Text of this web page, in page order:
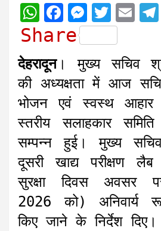
W
h
t
s
A
p
p
F
a
b
o
o
k
M
e
s
s
e
n
g
r
T
w
i
t
t
e
r
E
i
l
Share
देहरादून। मुख्य सचिव
की अध्यक्षता में आज
भोजन एवं स्वस्थ आहार
स्तरीय सलाहकार
सम्पन्न हुई। मुख्य
दूसरी खाद्य परीक्षण
सुरक्षा दिवस
2026 को) अनिवार्य
किए जाने के निर्देश दिए।